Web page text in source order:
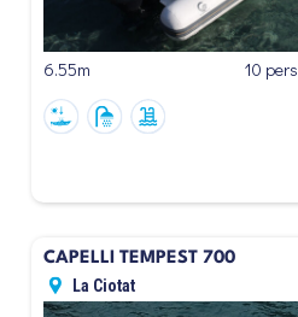
6.55m 10 pers
CAPELLI TEMPEST 700
La Ciotat